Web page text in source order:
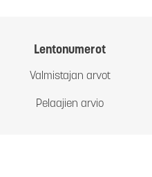
Lentonumerot
Valmistajan arvot
Pelaajien arvio